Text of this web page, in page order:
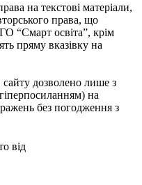
на текстові матеріали,
права, що
“Смарт освіта”, крім
пряму вказівку на
сайту дозволено лише з
на
без погодження з
від